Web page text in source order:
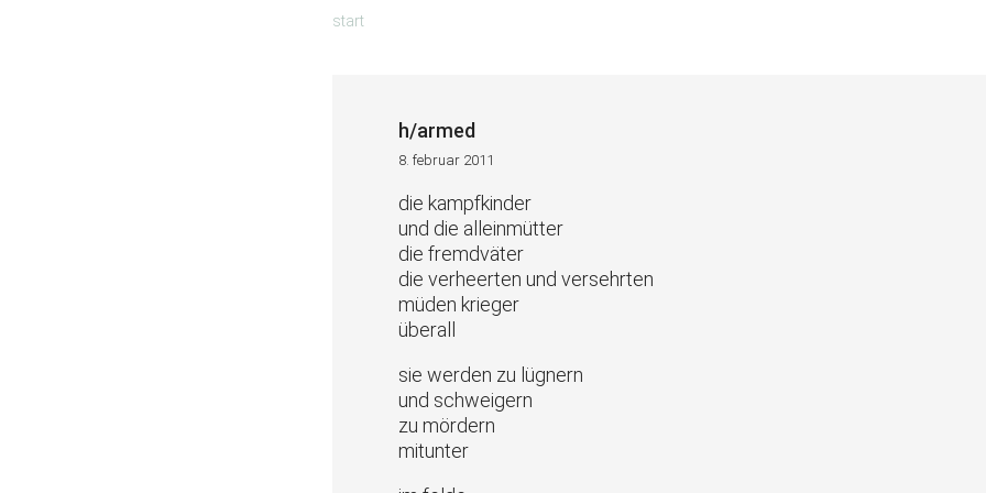
start
h/armed
8. februar 2011
die kampfkinder
und die alleinmütter
die fremdväter
die verheerten und versehrten
müden krieger
überall
sie werden zu lügnern
und schweigern
zu mördern
mitunter